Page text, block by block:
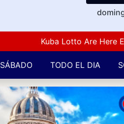
Kuba Lotto Are Here
SÁBADO TODO EL DIA